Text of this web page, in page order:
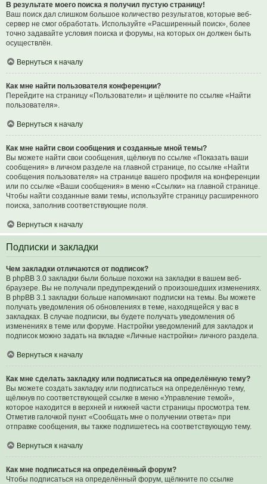
В результате моего поиска я получил пустую страницу!
Ваш поиск дал слишком большое количество результатов, которые веб-
сервер не смог обработать. Используйте «Расширенный поиск», более
точно задавайте условия поиска и форумы, на которых он должен быть
осуществлён.
Вернуться к началу
Как мне найти пользователя конференции?
Перейдите на страницу «Пользователи» и щёлкните по ссылке «Найти
пользователя».
Вернуться к началу
Как мне найти свои сообщения и созданные мной темы?
Вы можете найти свои сообщения, щёлкнув по ссылке «Показать ваши
сообщения» в личном разделе на главной странице, по ссылке «Найти
сообщения пользователя» на странице вашего профиля на конференции
или по ссылке «Ваши сообщения» в меню «Ссылки» на главной странице.
Чтобы найти созданные вами темы, используйте страницу расширенного
поиска, заполнив соответствующие поля.
Вернуться к началу
Подписки и закладки
Чем закладки отличаются от подписок?
В phpBB 3.0 закладки были больше похожи на закладки в вашем веб-
браузере. Вы не получали предупреждений о произошедших изменениях.
В phpBB 3.1 закладки больше напоминают подписки на темы. Вы можете
получать уведомления об обновлениях в теме, находящейся у вас в
закладках. В случае подписки, вы будете получать уведомления об
изменениях в теме или форуме. Настройки уведомлений для закладок и
подписок можно задать на вкладке «Личные настройки» личного раздела.
Вернуться к началу
Как мне сделать закладку или подписаться на определённую тему?
Вы можете создать закладку или подписаться на определённую тему,
щёлкнув по соответствующей ссылке в меню «Управление темой»,
которое находится в верхней и нижней части страницы просмотра тем.
Отметив галочкой пункт «Сообщать мне о получении ответа» при
отправке сообщения, вы также подпишетесь на соответствующую тему.
Вернуться к началу
Как мне подписаться на определённый форум?
Чтобы подписаться на определённый форум, щёлкните по ссылке